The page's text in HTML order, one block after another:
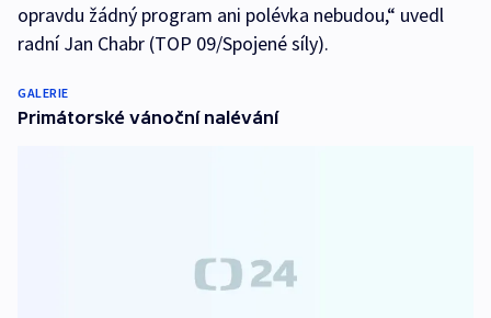
opravdu žádný program ani polévka nebudou,“ uvedl
radní Jan Chabr (TOP 09/Spojené síly).
GALERIE
Primátorské vánoční nalévání